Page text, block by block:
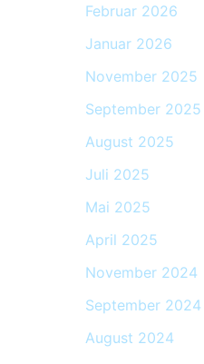
Februar 2026
Januar 2026
November 2025
September 2025
August 2025
Juli 2025
Mai 2025
April 2025
November 2024
September 2024
August 2024